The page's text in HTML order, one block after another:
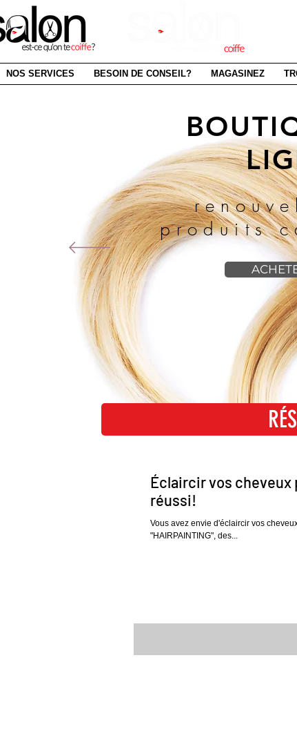
NOS SERVICES BESOIN DE CONSEIL? MAGASINEZ
produits
Éclaircir vos cheveux
réussi!
Vous avez envie d'éclaircir vos
"HAIRPAINTING", des...